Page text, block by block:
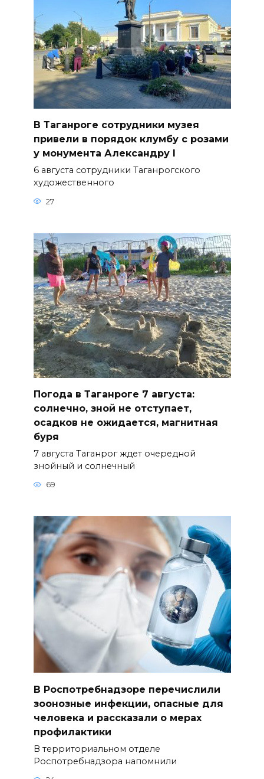
В Таганроге сотрудники музея
привели в порядок клумбу с розами
у монумента Александру I
6 августа сотрудники Таганрогского
художественного
27
Погода в Таганроге 7 августа:
солнечно, зной не отступает,
осадков не ожидается, магнитная
буря
7 августа Таганрог ждет очередной
знойный и солнечный
69
В Роспотребнадзоре перечислили
зоонозные инфекции, опасные для
человека и рассказали о мерах
профилактики
В территориальном отделе
Роспотребнадзора напомнили